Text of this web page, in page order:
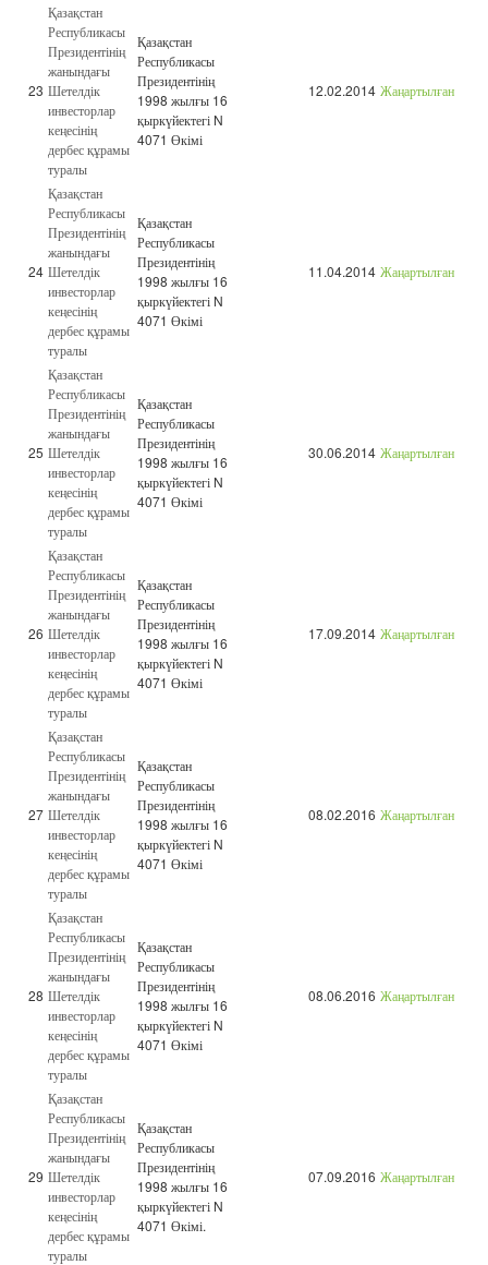
23
Қазақстан
Республикасы
Президентінің
жанындағы
Шетелдік
инвесторлар
кеңесінің
дербес құрамы
туралы
Қазақстан
Республикасы
Президентінің
1998 жылғы 16
қыркүйектегі N
4071 Өкімі
12.02.2014 Жаңартылған
24
Қазақстан
Республикасы
Президентінің
жанындағы
Шетелдік
инвесторлар
кеңесінің
дербес құрамы
туралы
Қазақстан
Республикасы
Президентінің
1998 жылғы 16
қыркүйектегі N
4071 Өкімі
11.04.2014 Жаңартылған
25
Қазақстан
Республикасы
Президентінің
жанындағы
Шетелдік
инвесторлар
кеңесінің
дербес құрамы
туралы
Қазақстан
Республикасы
Президентінің
1998 жылғы 16
қыркүйектегі N
4071 Өкімі
30.06.2014 Жаңартылған
26
Қазақстан
Республикасы
Президентінің
жанындағы
Шетелдік
инвесторлар
кеңесінің
дербес құрамы
туралы
Қазақстан
Республикасы
Президентінің
1998 жылғы 16
қыркүйектегі N
4071 Өкімі
17.09.2014 Жаңартылған
27
Қазақстан
Республикасы
Президентінің
жанындағы
Шетелдік
инвесторлар
кеңесінің
дербес құрамы
туралы
Қазақстан
Республикасы
Президентінің
1998 жылғы 16
қыркүйектегі N
4071 Өкімі
08.02.2016 Жаңартылған
28
Қазақстан
Республикасы
Президентінің
жанындағы
Шетелдік
инвесторлар
кеңесінің
дербес құрамы
туралы
Қазақстан
Республикасы
Президентінің
1998 жылғы 16
қыркүйектегі N
4071 Өкімі
08.06.2016 Жаңартылған
29
Қазақстан
Республикасы
Президентінің
жанындағы
Шетелдік
инвесторлар
кеңесінің
дербес құрамы
туралы
Қазақстан
Республикасы
Президентінің
1998 жылғы 16
қыркүйектегі N
4071 Өкімі.
07.09.2016 Жаңартылған